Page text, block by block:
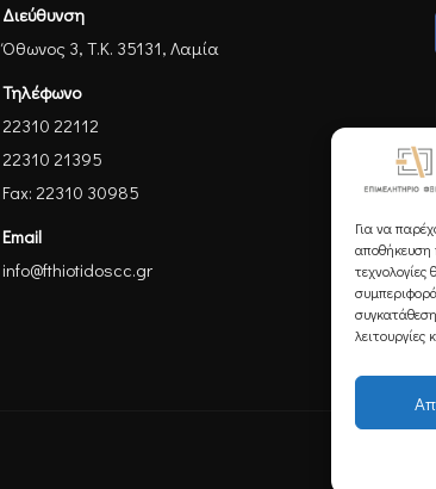
Για να
αποθήκευση
λειτουργίες
Διεύθυνση
Όθωνος 3, Τ.Κ. 35131, Λαμία
Τηλέφωνο
22310 22112
22310 21395
Fax: 22310 30985
Email
info@fthiotidoscc.gr